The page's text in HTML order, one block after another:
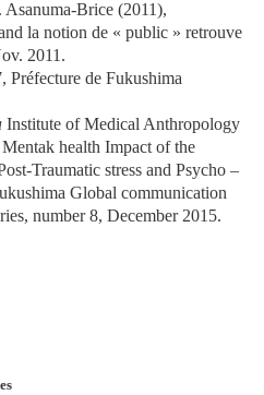
Asanuma-Brice (2011),
la notion de « public » retrouve
2011.
Préfecture de Fukushima
Institute of Medical Anthropology
health Impact of the
Traumatic stress and Psycho –
Global communication
number 8, December 2015.